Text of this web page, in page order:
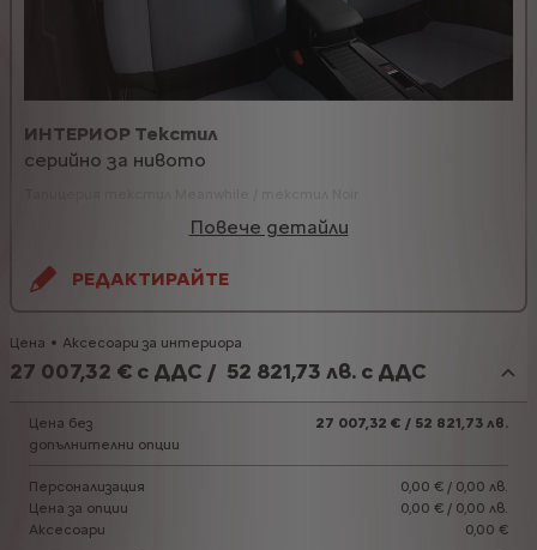
ИНТЕРИОР Текстил
серийно за нивото
Повече детайли
РЕДАКТИРАЙТЕ
Цена Аксесоари за интериора
27 007,32 € с ДДС / 52 821,73 лв. с ДДС
Цена без
допълнителни опции
27 007,32 € / 52 821,73 лв.
Персонализация 0,00 € / 0,00 лв.
Цена за опции
0,00 € / 0,00 лв.
Аксесоари
0,00 €